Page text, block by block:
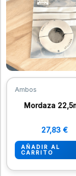
Ambos
Mordaza
27,83 €
AÑADIR AL
CARRITO